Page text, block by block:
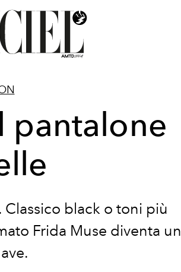
pantalone
black o toni più
Frida Muse diventa un